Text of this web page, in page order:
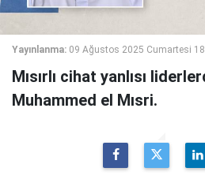
Yayınlanma: 09 Ağustos 2025 Cumartesi
Mısırlı cihat yanlısı
Muhammed el Mısri.